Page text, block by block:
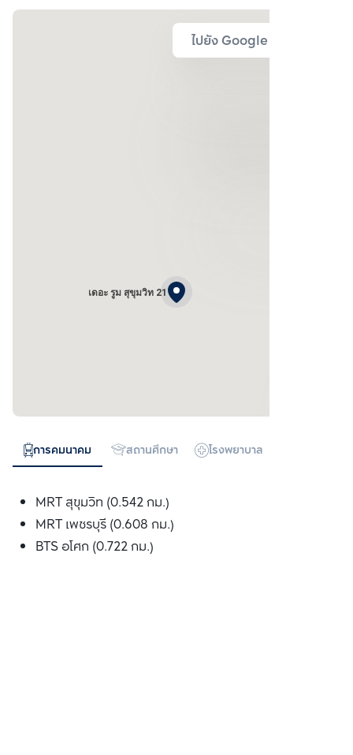
ไปยัง Google Map
เดอะ รูม สุขุมวิท 21
การคมนาคม สถานศึกษา โรงพยาบาล
MRT สุขุมวิท (0.542 กม.)
MRT เพชรบุรี (0.608 กม.)
BTS อโศก (0.722 กม.)